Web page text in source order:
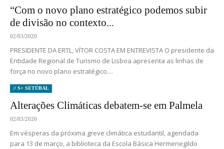
“Com o novo plano estratégico podemos subir
de divisão no contexto...
02/03/2020
PRESIDENTE DA ERTL, VÍTOR COSTA EM ENTREVISTA O presidente da
Entidade Regional de Turismo de Lisboa apresenta as linhas de
força no novo plano estratégico....
// S+ SETÚBAL
Alterações Climáticas debatem-se em Palmela
02/03/2020
Em vésperas da próxima greve climática estudantil, agendada
para 13 de março, a biblioteca da Escola Básica Hermenegildo